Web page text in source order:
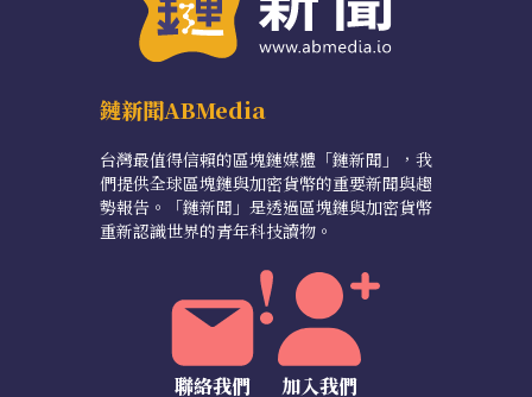
鏈新聞ABMedia
台灣最值得信賴的區塊鏈媒體「鏈新聞」，我
們提供全球區塊鏈與加密貨幣的重要新聞與趨
勢報告。「鏈新聞」是透過區塊鏈與加密貨幣
重新認識世界的青年科技讀物。
聯絡我們 加入我們